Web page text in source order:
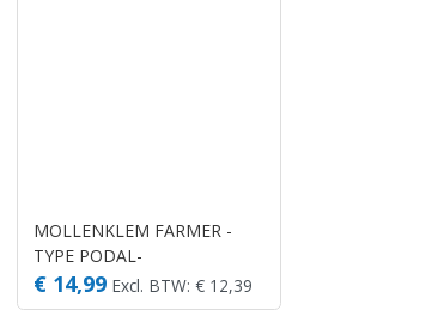
MOLLENKLEM FARMER -
TYPE PODAL-
€ 14,99 Excl. BTW: € 12,39